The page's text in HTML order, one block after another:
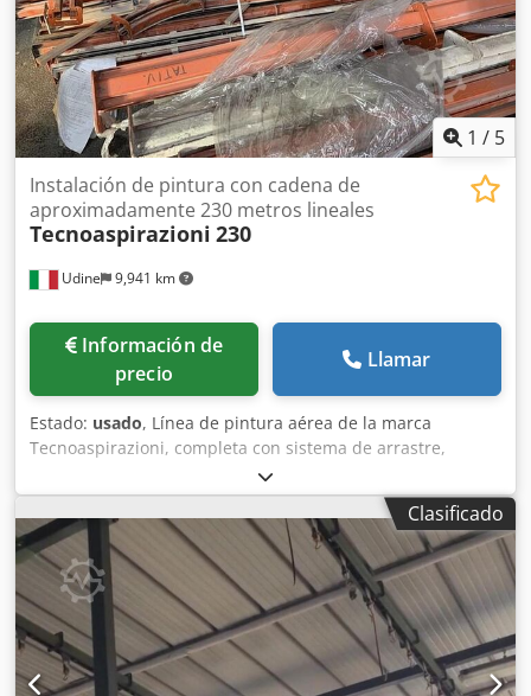
1 / 5
Udine 9,941 km
Instalación de pintura con cadena de
aproximadamente 230 metros lineales
Tecnoaspirazioni 230
Información de
precio
Llamar
Estado: usado, Línea de pintura aérea de la marca
Tecnoaspirazioni, completa con sistema de arrastre,
carriles y postes. Longitud aproximada de 220/240 metros.
Dkedpfxoit Umfs Acfsr
Clasificado